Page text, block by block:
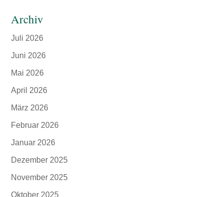
Archiv
Juli 2026
Juni 2026
Mai 2026
April 2026
März 2026
Februar 2026
Januar 2026
Dezember 2025
November 2025
Oktober 2025